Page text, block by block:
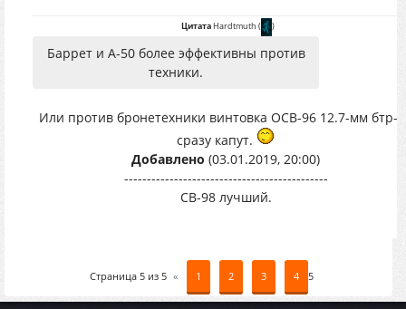
ЦитатаHardtmuth ( )
Баррет и А-50 более эффективны против
техники.
Или против бронетехники винтовка ОСВ-96 12.7-мм бтр-
сразу капут.
Добавлено (03.01.2019, 20:00)
---------------------------------------------
СВ-98 лучший.
Страница 5 из 5 « 1 2 3 4 5